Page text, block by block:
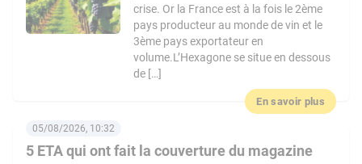
crise. Or la France est à la fois le 2ème
pays producteur au monde de vin et le
3ème pays exportateur en
volume.L’Hexagone se situe en dessous
de […]
En savoir plus
5 ETA qui ont fait la couverture du magazine
05/08/2026, 10:32